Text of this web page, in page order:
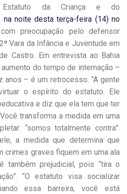
da Criança e do
na noite desta terça-feira (14) no
preocupação pelo defensor
Vara da Infância e Juventude em
Castro. Em entrevista ao Bahia
do tempo de internação –
anos – é um retrocesso. “A gente
o espírito do estatuto. Ele
e diz que ela tem que ter
transforma a medida em uma
“somos totalmente contra”.
a medida que determina que
crimes graves fiquem em uma ala
também prejudicial, pois “tira o
“O estatuto visa socializar
essa barreira, você está